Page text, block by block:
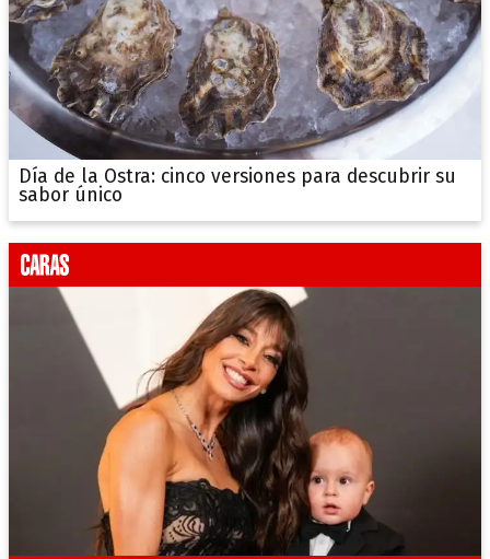
Día de la Ostra: cinco versiones para descubrir su
sabor único